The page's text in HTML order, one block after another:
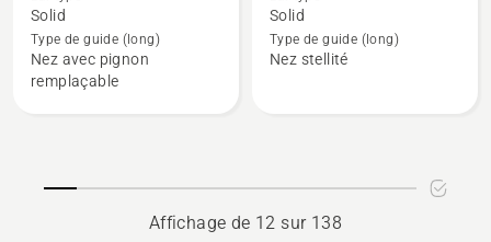
sur
TOUGH
Solid
Type de guide (long)
Nez avec pignon
remplaçable
sur
SM
Solid
Type de guide (long)
Nez stellité
Affichage de 12 sur 138